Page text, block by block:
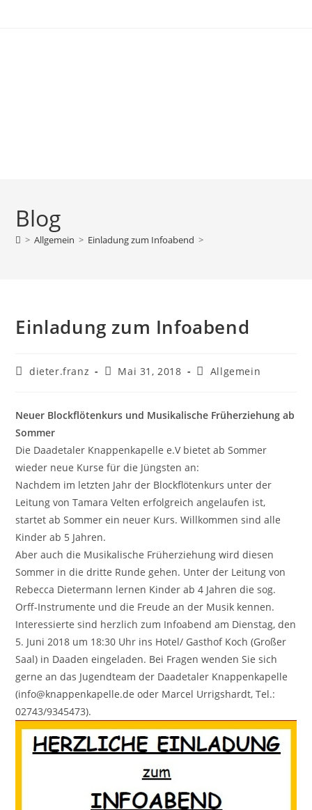
Blog
> Allgemein > Einladung zum Infoabend >
Einladung zum Infoabend
dieter.franz Mai 31, 2018 Allgemein
Neuer Blockflötenkurs und Musikalische Früherziehung ab
Sommer
Die Daadetaler Knappenkapelle e.V bietet ab Sommer
wieder neue Kurse für die Jüngsten an:
Nachdem im letzten Jahr der Blockflötenkurs unter der
Leitung von Tamara Velten erfolgreich angelaufen ist,
startet ab Sommer ein neuer Kurs. Willkommen sind alle
Kinder ab 5 Jahren.
Aber auch die Musikalische Früherziehung wird diesen
Sommer in die dritte Runde gehen. Unter der Leitung von
Rebecca Dietermann lernen Kinder ab 4 Jahren die sog.
Orff-Instrumente und die Freude an der Musik kennen.
Interessierte sind herzlich zum Infoabend am Dienstag, den
5. Juni 2018 um 18:30 Uhr ins Hotel/ Gasthof Koch (Großer
Saal) in Daaden eingeladen. Bei Fragen wenden Sie sich
gerne an das Jugendteam der Daadetaler Knappenkapelle
(info@knappenkapelle.de oder Marcel Urrigshardt, Tel.:
02743/9345473).